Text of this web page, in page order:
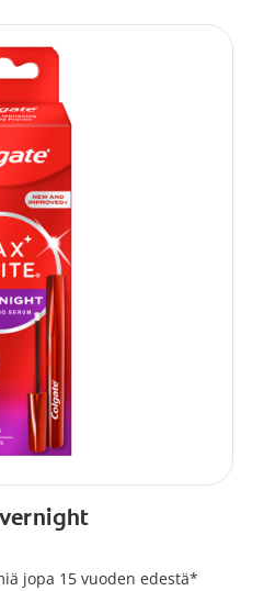
jopa 15 vuoden edestä*